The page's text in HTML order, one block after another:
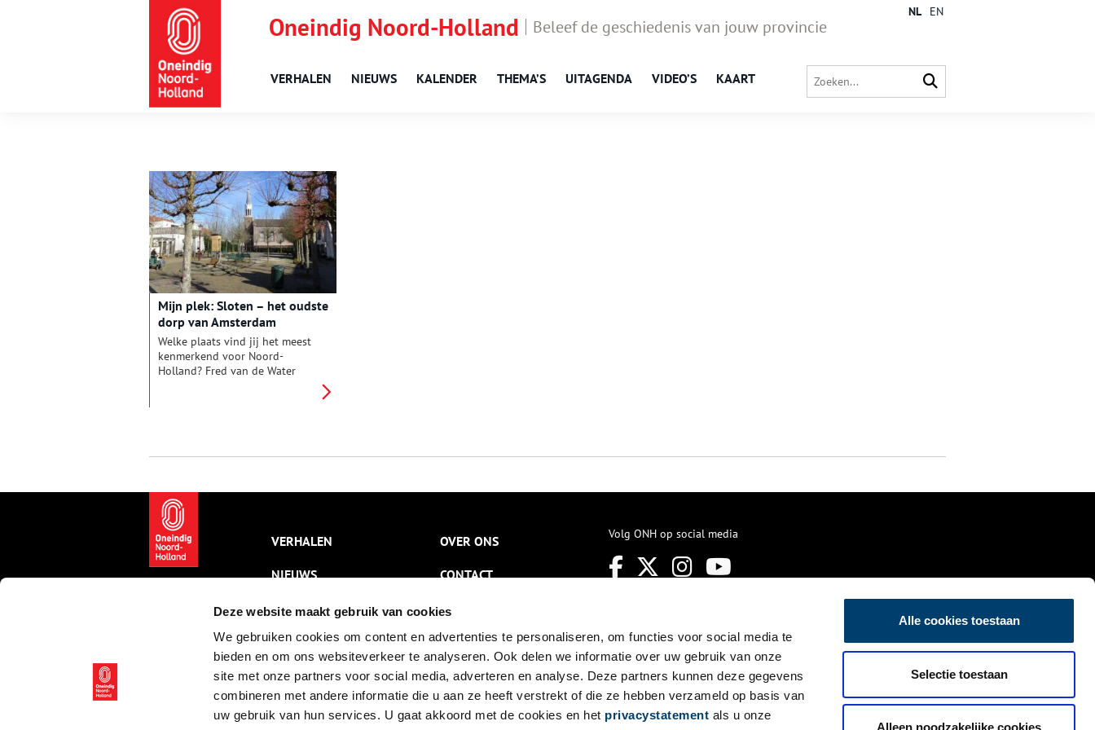
Deze website maakt gebruik van cookies
We gebruiken cookies om content en advertenties te personaliseren, om functies voor social media te
bieden en om ons websiteverkeer te analyseren. Ook delen we informatie over uw gebruik van onze
site met onze partners voor social media, adverteren en analyse. Deze partners kunnen deze gegevens
combineren met andere informatie die u aan ze heeft verstrekt of die ze hebben verzameld op basis van
uw gebruik van hun services. U gaat akkoord met de cookies en het privacystatement als u onze
Alle cookies toestaan
Selectie toestaan
Alleen noodzakelijke cookies
Oneindig Noord-Holland Beleef de geschiedenis van jouw provincie
VERHALEN NIEUWS KALENDER THEMA’S UITAGENDA VIDEO’S KAART
NL EN
Mijn plek: Sloten – het oudste
dorp van Amsterdam
Welke plaats vind jij het meest
kenmerkend voor Noord-
Holland? Fred van de Water
Tuinders uit Sloten bezorgden
pelgrims over de ‘heilige weg’,
vanwege het Mirakel. De keizer
kwam in 1489 in dit dorp. Op
naar dit onbekende Sloten!VERHALEN
NIEUWS
KALENDER
THEMA’S
ACTIVITEITEN
VIDEO’S
OVER ONS
CONTACT
NIEUWSBRIEF
DISCLAIMER
PRIVACY
TOEGANKELIJKHEID
Volg ONH op social media